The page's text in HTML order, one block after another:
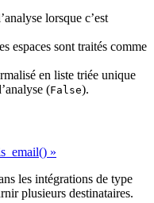
lorsque c’est
espaces sont traités comme
en liste triée unique
(False).
»
les intégrations de type
plusieurs destinataires.